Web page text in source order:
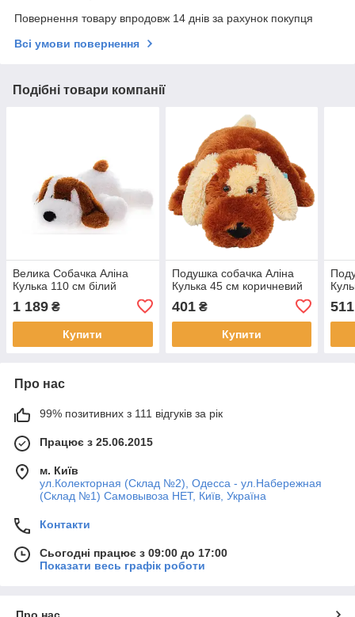
Повернення товару впродовж 14 днів за рахунок покупця
Всі умови повернення
Подібні товари компанії
Велика Собачка Аліна
Кулька 110 см білий
1 189 ₴
Купити
Подушка собачка Аліна
Кулька 45 см коричневий
401₴
Купити
511
Про нас
99% позитивних з 111 відгуків за рік
Працює з 25.06.2015
м. Київ
ул.Колекторная (Склад №2), Одесса - ул.Набережная
(Склад №1) Самовывоза НЕТ, Київ, Україна
Контакти
Сьогодні працює з 09:00 до 17:00
Показати весь графік роботи